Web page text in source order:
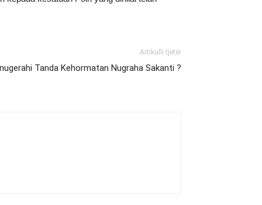
Artikulli tjetër
Tanda Kehormatan Nugraha Sakanti ?